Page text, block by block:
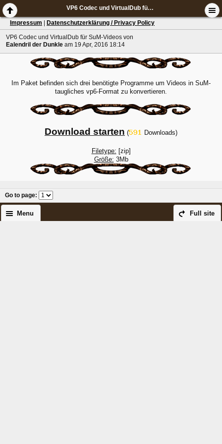
VP6 Codec und VirtualDub für SuM-Videos
Impressum Datenschutzerklärung / Privacy Policy
VP6 Codec und VirtualDub für SuM-Videos von
Ealendril der Dunkle am 19 Apr, 2016 18:14
Im Paket befinden sich drei benötigte Programme um Videos in SuM-
taugliches vp6-Format zu konvertieren.
Download starten ( Downloads)
Filetype: [zip]
Größe: 3Mb
Go to page:
Full site
Menu